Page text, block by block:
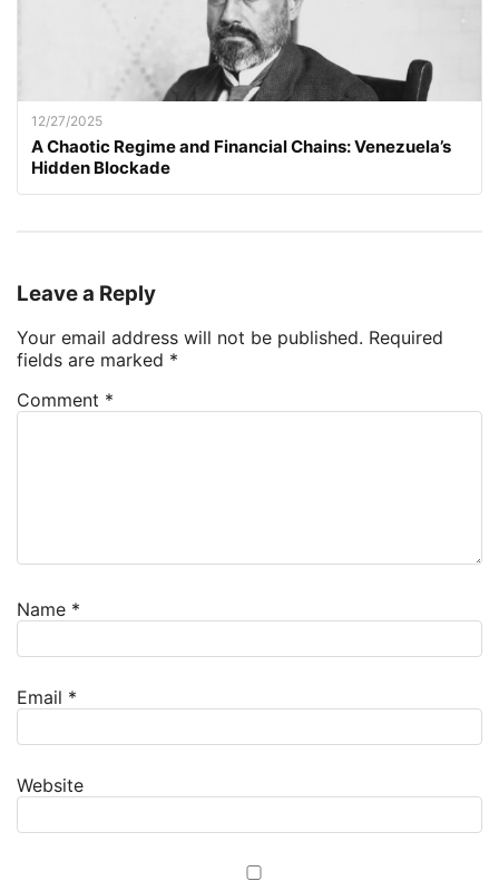
12/27/2025
A Chaotic Regime and Financial Chains: Venezuela’s
Hidden Blockade
Leave a Reply
Your email address will not be published. Required
fields are marked *
Comment *
Name *
Email *
Website